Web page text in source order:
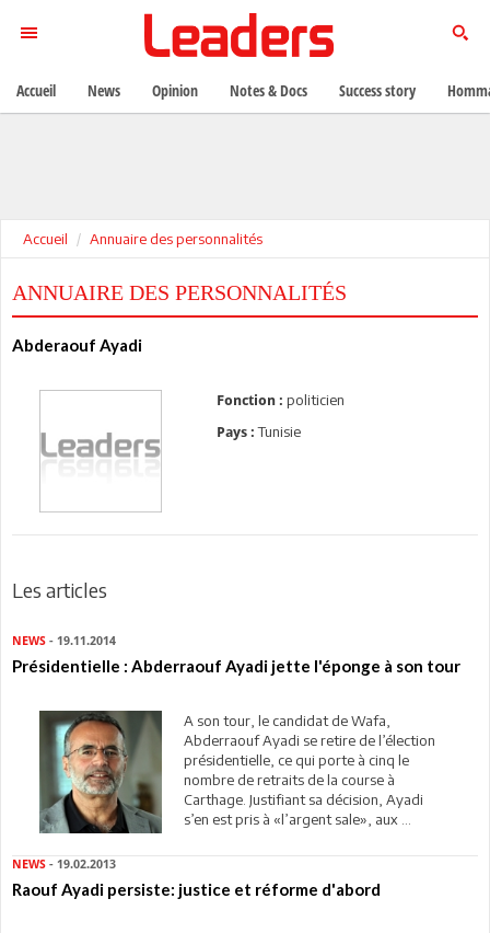
Accueil Annuaire des personnalités
ANNUAIRE DES PERSONNALITÉS
Abderaouf Ayadi
Fonction : politicien
Pays : Tunisie
Les articles
NEWS - 19.11.2014
Présidentielle : Abderraouf Ayadi jette l'éponge à son tour
A son tour, le candidat de Wafa,
Abderraouf Ayadi se retire de l’élection
présidentielle, ce qui porte à cinq le
nombre de retraits de la course à
Carthage. Justifiant sa décision, Ayadi
s’en est pris à «l’argent sale», aux ...
NEWS - 19.02.2013
Raouf Ayadi persiste: justice et réforme d'abord
Accueil News Opinion Notes & Docs Success story